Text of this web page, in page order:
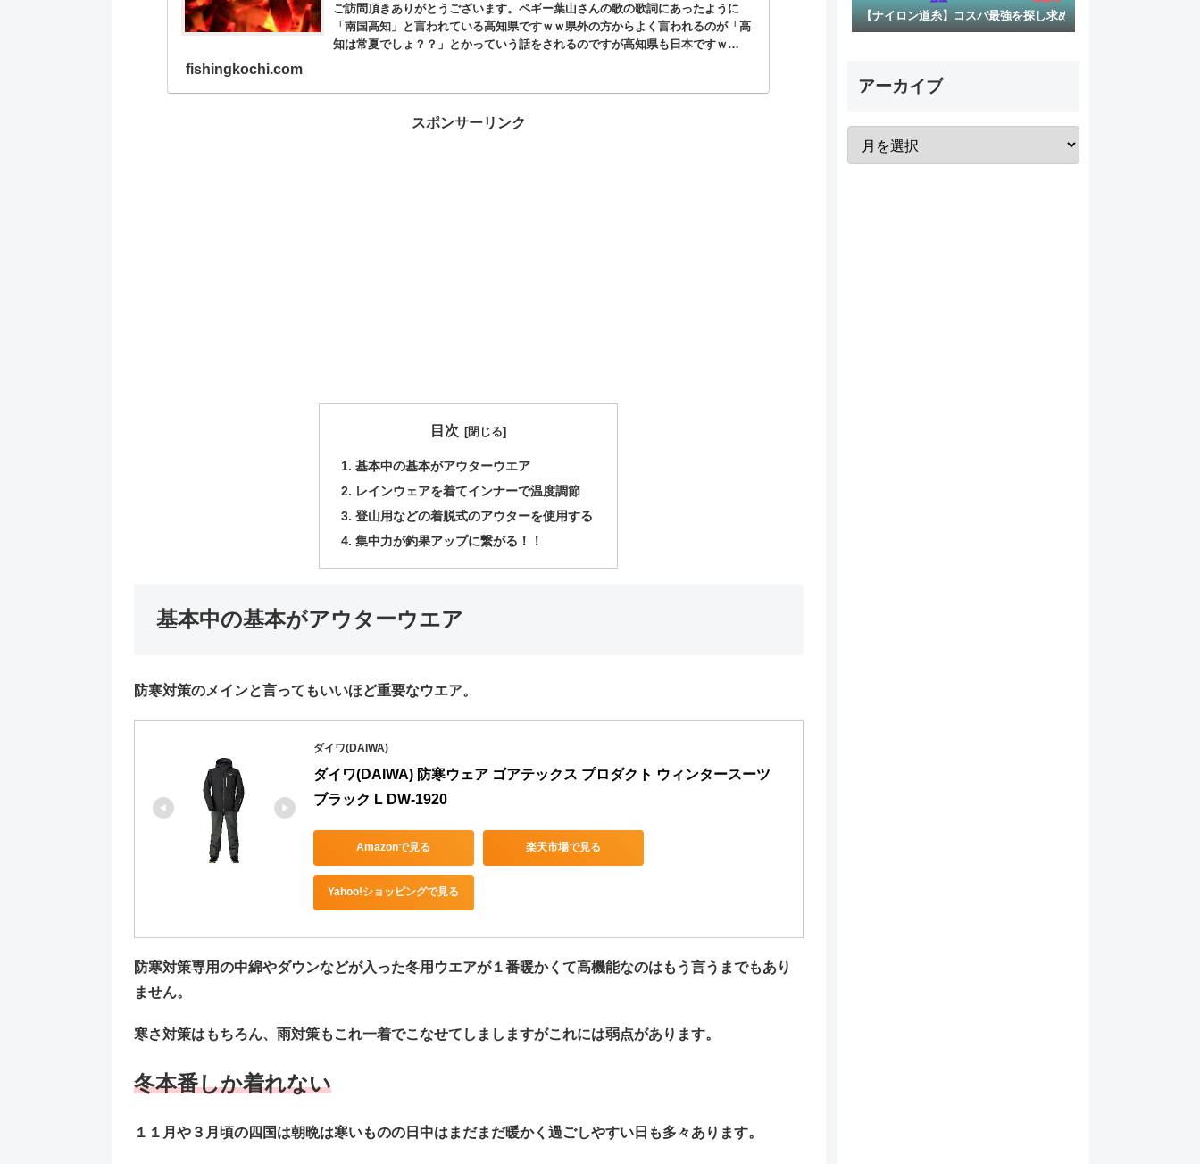
ご訪問頂きありがとうございます。ペギー葉山さんの歌の歌詞にあったように
「南国高知」と言われている高知県ですｗｗ県外の方からよく言われるのが「高
知は常夏でしょ？？」とかっていう話をされるのですが高知県も日本ですｗ
fishingkochi.com
スポンサーリンク
目次
基本中の基本がアウターウエア
レインウェアを着てインナーで温度調節
登山用などの着脱式のアウターを使用する
集中力が釣果アップに繋がる！！
基本中の基本がアウターウエア
防寒対策のメインと言ってもいいほど重要なウエア。
ダイワ(DAIWA)
ダイワ(DAIWA) 防寒ウェア ゴアテックス プロダクト ウィンタースーツ
ブラック L DW-1920
Amazonで見る 楽天市場で見る
Yahoo!ショッピングで見る
防寒対策専用の中綿やダウンなどが入った冬用ウエアが１番暖かくて高機能なのはもう言うまでもあり
ません。
寒さ対策はもちろん、雨対策もこれ一着でこなせてしましますがこれには弱点があります。
冬本番しか着れない
１１月や３月頃の四国は朝晩は寒いものの日中はまだまだ暖かく過ごしやすい日も多々あります。
【ナイロン道糸】コスパ最強を探し求めた先にあった道糸
アーカイブ